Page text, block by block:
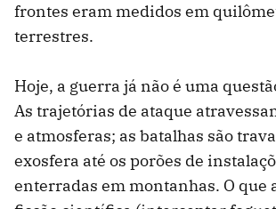
frontes eram medidos em
terrestres.
Hoje, a guerra já não é uma
As trajetórias de ataque
e atmosferas; as batalhas são
exosfera até os porões de
enterradas em montanhas. O que